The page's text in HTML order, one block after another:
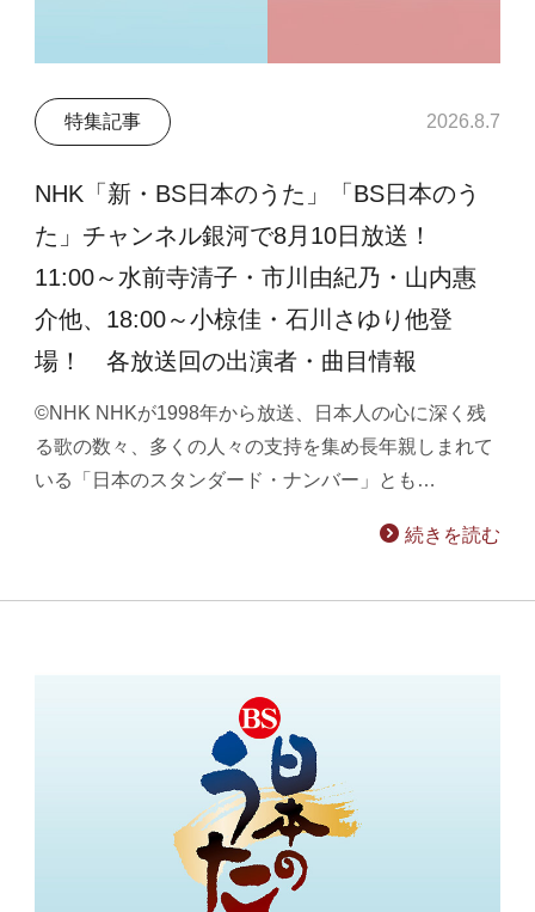
特集記事 2026.8.7
NHK「新・BS日本のうた」「BS日本のう
た」チャンネル銀河で8月10日放送！
11:00～水前寺清子・市川由紀乃・山内惠
介他、18:00～小椋佳・石川さゆり他登
場！ 各放送回の出演者・曲目情報
©NHK NHKが1998年から放送、日本人の心に深く残
る歌の数々、多くの人々の支持を集め長年親しまれて
いる「日本のスタンダード・ナンバー」とも…
続きを読む